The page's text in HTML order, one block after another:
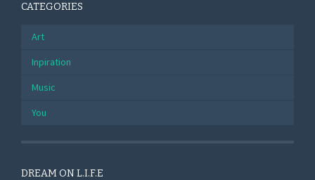
CATEGORIES
Art
Inpiration
Music
You
DREAM ON L.I.F.E